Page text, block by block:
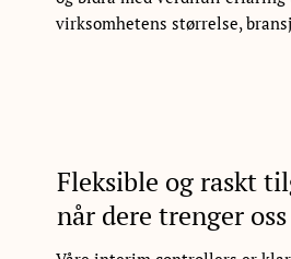
virksomhetens størrelse,
Fleksible og raskt
når dere trenger